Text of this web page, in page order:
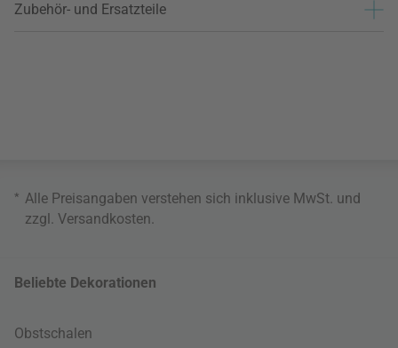
Zubehör- und Ersatzteile
* Alle Preisangaben verstehen sich inklusive MwSt. und
zzgl. Versandkosten
Beliebte Dekorationen
Obstschalen